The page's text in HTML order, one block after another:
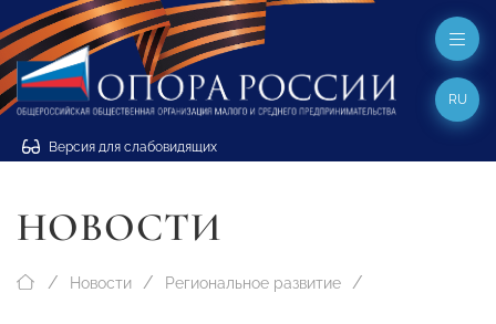
Версия для слабовидящих
RU
НОВОСТИ
Новости Региональное развитие